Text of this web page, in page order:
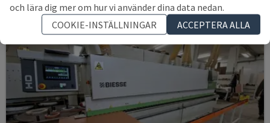
och lära dig mer om hur vi använder dina data nedan.
COOKIE-INSTÄLLNINGAR
ACCEPTERA ALLA